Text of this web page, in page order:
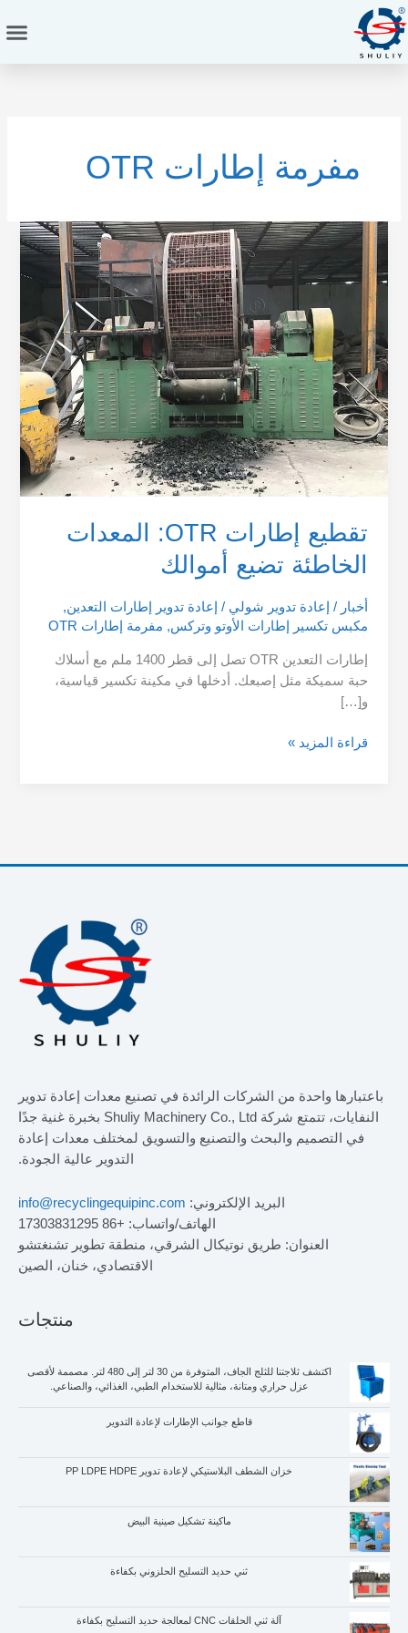
تخطي
إلى
المحتوى
مفرمة إطارات OTR
تقطيع إطارات OTR: المعدات
الخاطئة تضيع أموالك
أخبار / إعادة تدوير شولي/ إعادة تدوير إطارات التعدين,
مكبس تكسير إطارات الأوتو وتركس, مفرمة إطارات OTR
إطارات التعدين OTR تصل إلى قطر 1400 ملم مع أسلاك
حبة سميكة مثل إصبعك. أدخلها في مكينة تكسير قياسية،
و[…]
تقطيع
OTR:
الخاطئة
تضيع
أموالك
قراءة المزيد »
باعتبارها واحدة من الشركات الرائدة في تصنيع معدات إعادة تدوير
النفايات، تتمتع شركة Shuliy Machinery Co., Ltd بخبرة غنية جدًا
في التصميم والبحث والتصنيع والتسويق لمختلف معدات إعادة
التدوير عالية الجودة.
البريد الإلكتروني: info@recyclingequipinc.com
الهاتف/واتساب: +86 17303831295
العنوان: طريق نوتيكال الشرقي، منطقة تطوير تشنغتشو
الاقتصادي، خنان، الصين
منتجات
اكتشف ثلاجتنا للثلج الجاف، المتوفرة من 30 لتر إلى 480 لتر. مصممة لأقصى
عزل حراري ومتانة، مثالية للاستخدام الطبي، الغذائي، والصناعي.
قاطع جوانب الإطارات لإعادة التدوير
خزان الشطف البلاستيكي لإعادة تدوير PP LDPE HDPE
ماكينة تشكيل صينية البيض
ثني حديد التسليح الحلزوني بكفاءة
آلة ثني الحلقات CNC لمعالجة حديد التسليح بكفاءة